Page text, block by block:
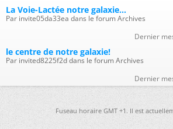
La Voie-Lactée notre galaxie...
Par invite05da33ea dans le forum Archives
Dernier
le centre de notre galaxie!
Par invited8225f2d dans le forum Archives
Dernier
Fuseau horaire GMT +1. Il est